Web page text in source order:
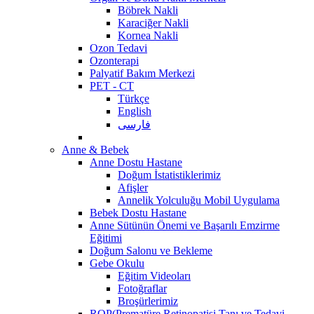
Böbrek Nakli
Karaciğer Nakli
Kornea Nakli
Ozon Tedavi
Ozonterapi
Palyatif Bakım Merkezi
PET - CT
Türkçe
English
فارسی
Anne & Bebek
Anne Dostu Hastane
Doğum İstatistiklerimiz
Afişler
Annelik Yolculuğu Mobil Uygulama
Bebek Dostu Hastane
Anne Sütünün Önemi ve Başarılı Emzirme
Eğitimi
Doğum Salonu ve Bekleme
Gebe Okulu
Eğitim Videoları
Fotoğraflar
Broşürlerimiz